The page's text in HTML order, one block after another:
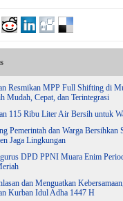
Resmikan MPP Full Shifting di
Mudah, Cepat, dan Terintegrasi
115 Ribu Liter Air Bersih untuk
Pemerintah dan Warga Bersihkan
Jaga Lingkungan
DPD PPNI Muara Enim
dan Menguatkan
Kurban Idul Adha 1447 H